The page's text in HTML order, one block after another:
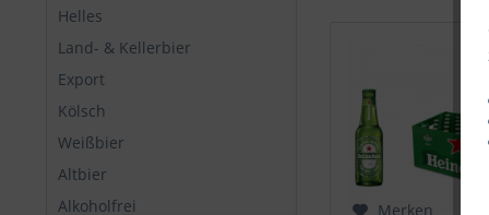
Helles
Land- & Kellerbier
Export
Kölsch
Weißbier
Altbier
Alkoholfrei
Merken